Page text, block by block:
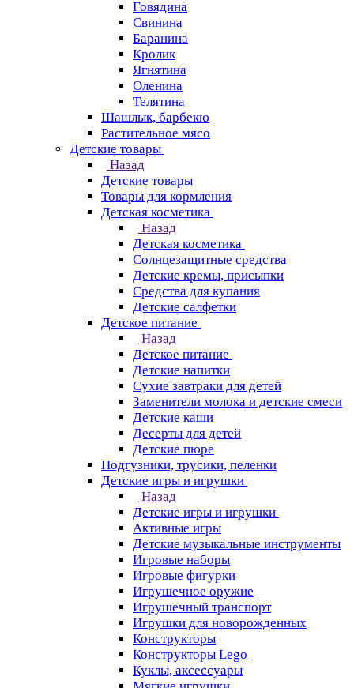
Говядина
Свинина
Баранина
Кролик
Ягнятина
Оленина
Телятина
Шашлык, барбекю
Растительное мясо
Детские товары
Назад
Детские товары
Товары для кормления
Детская косметика
Назад
Детская косметика
Солнцезащитные средства
Детские кремы, присыпки
Средства для купания
Детские салфетки
Детское питание
Назад
Детское питание
Детские напитки
Сухие завтраки для детей
Заменители молока и детские смеси
Детские каши
Десерты для детей
Детские пюре
Подгузники, трусики, пеленки
Детские игры и игрушки
Назад
Детские игры и игрушки
Активные игры
Детские музыкальные инструменты
Игровые наборы
Игровые фигурки
Игрушечное оружие
Игрушечный транспорт
Игрушки для новорожденных
Конструкторы
Конструкторы Lego
Куклы, аксессуары